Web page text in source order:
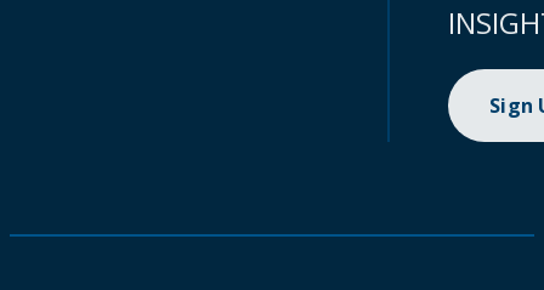
Sign